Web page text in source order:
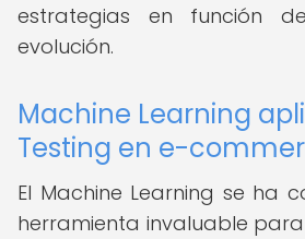
estrategias en función
evolución.
Machine Learning
Testing en e-
El Machine Learning se ha
herramienta invaluable para